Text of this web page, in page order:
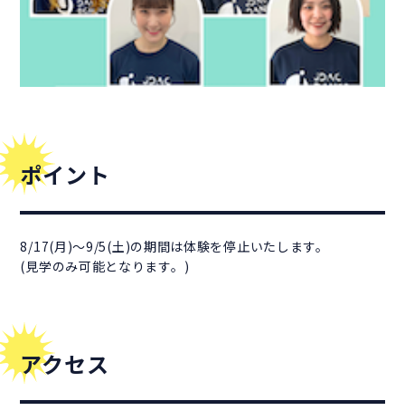
ポイント
8/17(月)～9/5(土)の期間は体験を停止いたします。
(見学のみ可能となります。)
アクセス